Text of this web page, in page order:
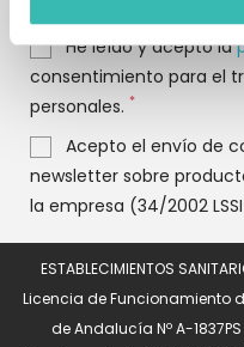
He leído y acepto la
consentimiento para el
personales. *
Acepto el envío de
newsletter sobre
la empresa (34/2002
ESTABLECIMIENTOS
Licencia de Funcionamiento
de Andalucía Nº A-